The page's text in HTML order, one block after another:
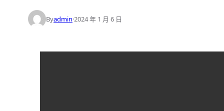
Byadmin·2024 年 1 月 6 日